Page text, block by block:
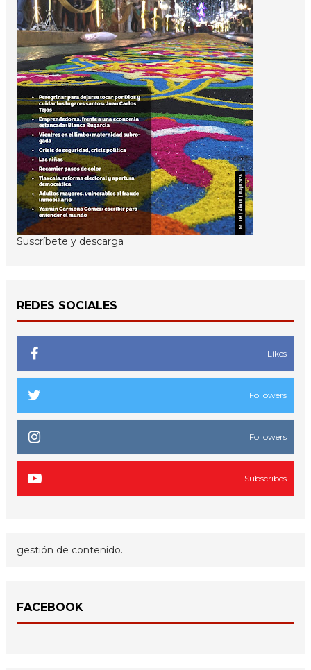
Suscríbete y descarga
REDES SOCIALES
Likes
Followers
Followers
Subscribes
gestión de contenido.
FACEBOOK